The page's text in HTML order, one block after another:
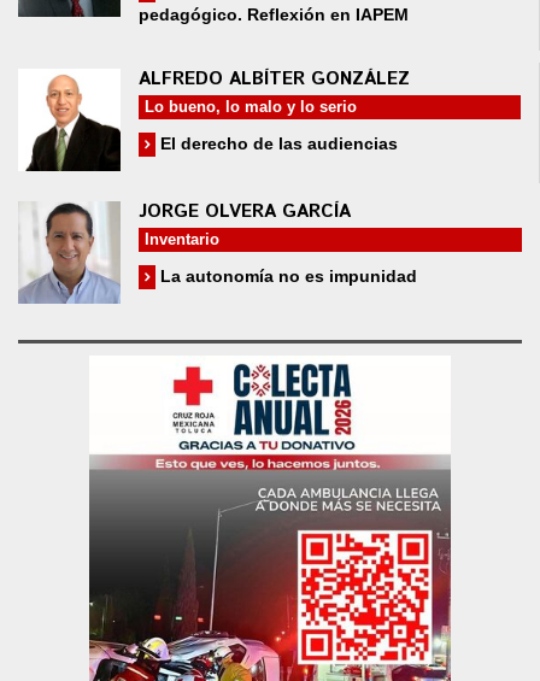
pedagógico. Reflexión en IAPEM
ALFREDO ALBÍTER GONZÁLEZ
Lo bueno, lo malo y lo serio
El derecho de las audiencias
JORGE OLVERA GARCÍA
Inventario
La autonomía no es impunidad